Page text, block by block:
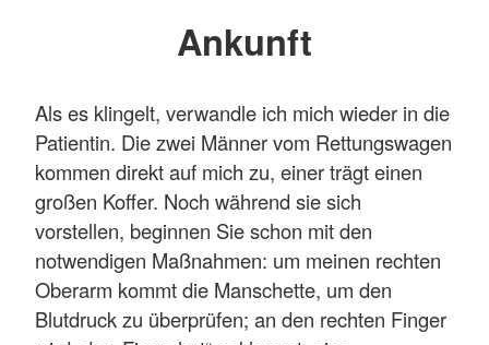
Ankunft
Als es klingelt, verwandle ich mich wieder in die
Patientin. Die zwei Männer vom Rettungswagen
kommen direkt auf mich zu, einer trägt einen
großen Koffer. Noch während sie sich
vorstellen, beginnen Sie schon mit den
notwendigen Maßnahmen: um meinen rechten
Oberarm kommt die Manschette, um den
Blutdruck zu überprüfen; an den rechten Finger